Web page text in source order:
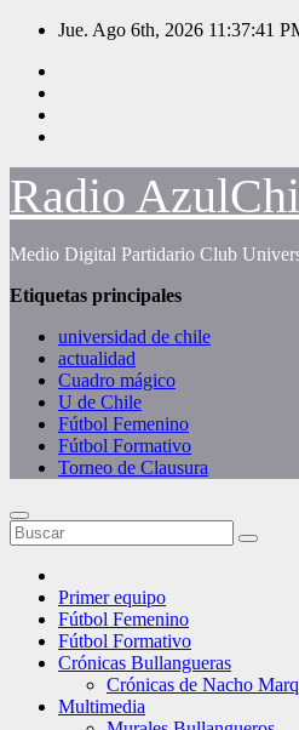
Saltar
contenido
Jue. Ago 6th, 2026 11:37:42
Radio
Medio Digital Partidario Club
Etiquetas principales
universidad de chile
actualidad
Cuadro mágico
U de Chile
Fútbol Femenino
Fútbol Formativo
Torneo de Clausura
Primer equipo
Fútbol Femenino
Fútbol Formativo
Crónicas Bullangueras
Crónicas de Nacho
Multimedia